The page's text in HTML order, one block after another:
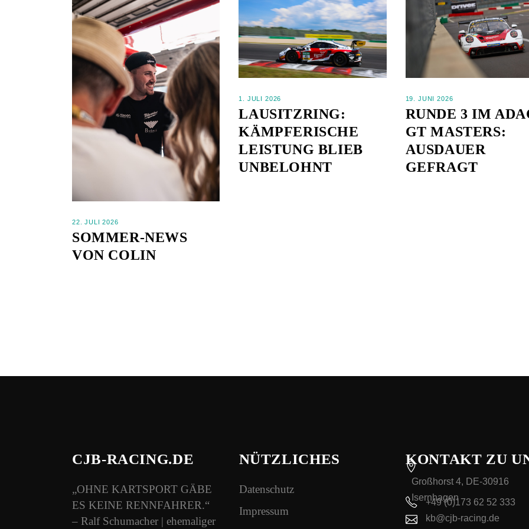
22. JULI 2026
SOMMER-NEWS
VON COLIN
1. JULI 2026
LAUSITZRING:
KÄMPFERISCHE
LEISTUNG BLIEB
UNBELOHNT
19. JUNI 2026
RUNDE 3 IM
GT MASTERS:
AUSDAUER
GEFRAGT
CJB-RACING.DE
„OHNE KARTSPORT GÄBE
ES KEINE RENNFAHRER.“
– Ralf Schumacher | ehemaliger
NÜTZLICHES
Datenschutz
Impressum
KONTAKT ZU
Großhorst 4, DE-30916
Isernhagen
+49 (0)173 62 52 333
kb@cjb-racing.de